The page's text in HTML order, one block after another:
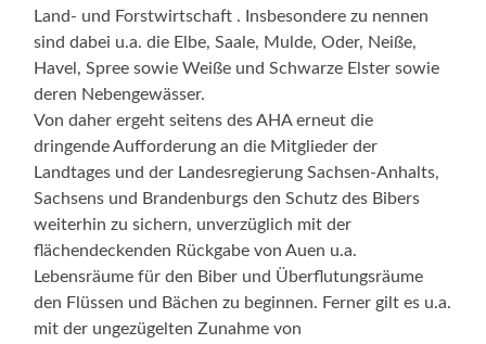
Land- und Forstwirtschaft . Insbesondere zu nennen
sind dabei u.a. die Elbe, Saale, Mulde, Oder, Neiße,
Havel, Spree sowie Weiße und Schwarze Elster sowie
deren Nebengewässer.
Von daher ergeht seitens des AHA erneut die
dringende Aufforderung an die Mitglieder der
Landtages und der Landesregierung Sachsen-Anhalts,
Sachsens und Brandenburgs den Schutz des Bibers
weiterhin zu sichern, unverzüglich mit der
flächendeckenden Rückgabe von Auen u.a.
Lebensräume für den Biber und Überflutungsräume
den Flüssen und Bächen zu beginnen. Ferner gilt es u.a.
mit der ungezügelten Zunahme von